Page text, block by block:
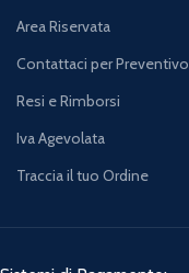
Area Riservata
Contattaci per Preventivo
Resi e Rimborsi
Iva Agevolata
Traccia il tuo Ordine